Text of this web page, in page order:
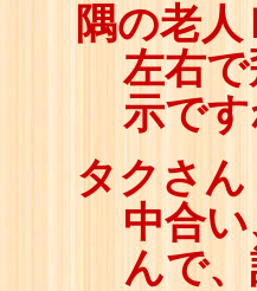
隅の老人
左右
示です
タクさん
中合
んで、